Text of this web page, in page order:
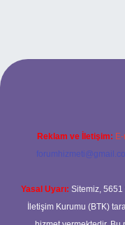
adresi
Reklam ve İletişim:
Yasal Uyarı: Sitemiz, 5651
İletişim Kurumu (BTK)